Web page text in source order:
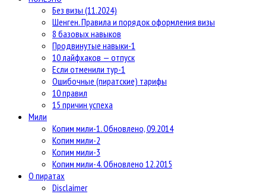
Без визы (11.2024)
Шенген. Правила и порядок оформления визы
8 базовых навыков
Продвинутые навыки-1
10 лайфхаков — отпуск
Если отменили тур-1
Ошибочные (пиратские) тарифы
10 правил
15 причин успеха
Мили
Копим мили-1. Обновлено, 09.2014
Копим мили-2
Копим мили-3
Копим мили-4. Обновлено 12.2015
О пиратах
Disclaimer